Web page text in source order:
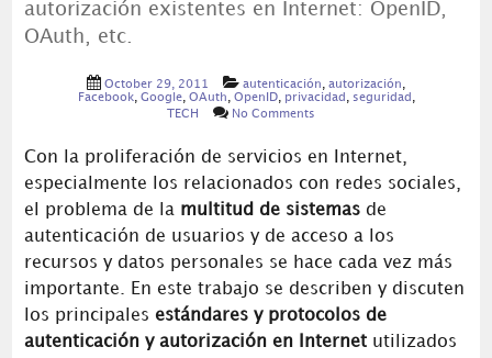
autorización existentes en Internet: OpenID,
OAuth, etc.
October 29, 2011 autenticación , autorización ,
Facebook, Google, OAuth , OpenID, privacidad , seguridad ,
TECH
No Comments
Con la proliferación de servicios en Internet,
especialmente los relacionados con redes sociales,
el problema de la multitud de sistemasde
autenticación de usuarios y de acceso a los
recursos y datos personales se hace cada vez más
importante. En este trabajo se describen y discuten
los principales estándares y protocolos de
autenticación y autorización en Internetutilizados